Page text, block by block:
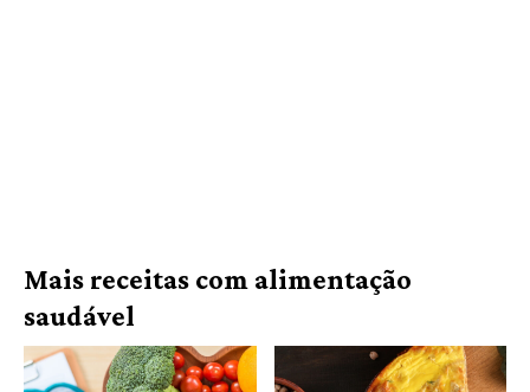
Mais receitas com alimentação
saudável